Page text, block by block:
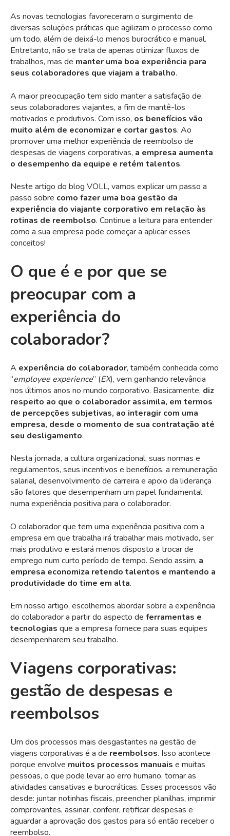
As novas tecnologias favoreceram o surgimento de
diversas soluções práticas que agilizam o processo como
um todo, além de deixá-lo menos burocrático e manual.
Entretanto, não se trata de apenas otimizar fluxos de
trabalhos, mas de manter uma boa experiência para
seus colaboradores que viajam a trabalho.
A maior preocupação tem sido manter a satisfação de
seus colaboradores viajantes, a fim de mantê-los
motivados e produtivos. Com isso, os benefícios vão
muito além de economizar e cortar gastos. Ao
promover uma melhor experiência de reembolso de
despesas de viagens corporativas, a empresa aumenta
o desempenho da equipe e retém talentos.
Neste artigo do blog VOLL, vamos explicar um passo a
passo sobre como fazer uma boa gestão da
experiência do viajante corporativo em relação às
rotinas de reembolso. Continue a leitura para entender
como a sua empresa pode começar a aplicar esses
conceitos!
O que é e por que se
preocupar com a
experiência do
colaborador?
A experiência do colaborador, também conhecida como
“employee experience” (EX), vem ganhando relevância
nos últimos anos no mundo corporativo. Basicamente, diz
respeito ao que o colaborador assimila, em termos
de percepções subjetivas, ao interagir com uma
empresa, desde o momento de sua contratação até
seu desligamento.
Nesta jornada, a cultura organizacional, suas normas e
regulamentos, seus incentivos e benefícios, a remuneração
salarial, desenvolvimento de carreira e apoio da liderança
são fatores que desempenham um papel fundamental
numa experiência positiva para o colaborador.
O colaborador que tem uma experiência positiva com a
empresa em que trabalha irá trabalhar mais motivado, ser
mais produtivo e estará menos disposto a trocar de
emprego num curto período de tempo. Sendo assim, a
empresa economiza retendo talentos e mantendo a
produtividade do time em alta.
Em nosso artigo, escolhemos abordar sobre a experiência
do colaborador a partir do aspecto de ferramentas e
tecnologias que a empresa fornece para suas equipes
desempenharem seu trabalho.
Viagens corporativas:
gestão de despesas e
reembolsos
Um dos processos mais desgastantes na gestão de
viagens corporativas é a de reembolsos. Isso acontece
porque envolve muitos processos manuais e muitas
pessoas, o que pode levar ao erro humano, tornar as
atividades cansativas e burocráticas. Esses processos vão
desde: juntar notinhas fiscais, preencher planilhas, imprimir
comprovantes, assinar, conferir, retificar despesas e
aguardar a aprovação dos gastos para só então receber o
reembolso.